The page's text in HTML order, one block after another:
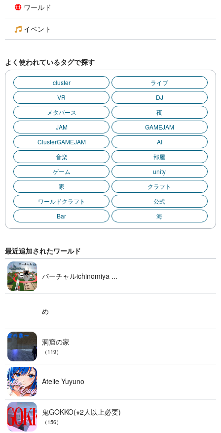
ワールド
イベント
よく使われているタグで探す
cluster
ライブ
VR
DJ
メタバース
夜
JAM
GAMEJAM
ClusterGAMEJAM
AI
音楽
部屋
ゲーム
unity
家
クラフト
ワールドクラフト
公式
Bar
海
最近追加されたワールド
バーチャルichinomiya ...
め
洞窟の家
（119）
Atelie Yuyuno
鬼GOKKO(※2人以上必要)
（156）